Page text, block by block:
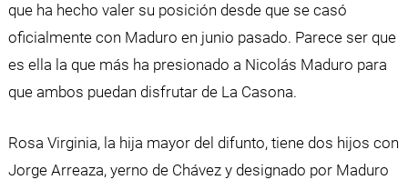
que ha hecho valer su posición desde que se casó
oficialmente con Maduro en junio pasado. Parece ser que
es ella la que más ha presionado a Nicolás Maduro para
que ambos puedan disfrutar de La Casona.
Rosa Virginia, la hija mayor del difunto, tiene dos hijos con
Jorge Arreaza, yerno de Chávez y designado por Maduro